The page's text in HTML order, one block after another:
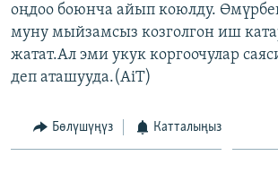
ЭЕ/АРнун бардык сайттары
оңдоо боюнча айып коюлду.
муну мыйзамсыз козголгон иш
жатат.Ал эми укук коргоочулар
деп аташууда.(AiT)
Бөлүшүңүз Катталыңыз